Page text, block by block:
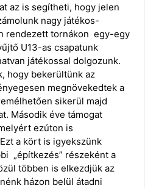
az is segítheti, hogy jelen
nagy játékos-
rendezett tornákon egy-egy
U13-as csapatunk
játékossal dolgozunk.
hogy bekerültünk az
megnövekedtek a
sikerül majd
Második éve támogat
ezúton is
a kört is igyekszünk
„építkezés” részeként a
többen is elkezdjük az
házon belül átadni